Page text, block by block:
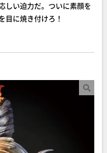
しい迫力だ。ついに素顔を
目に焼き付けろ！